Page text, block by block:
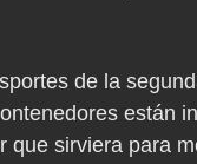
de la
están
que sirviera para